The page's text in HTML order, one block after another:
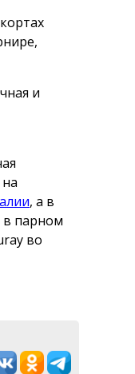
и
, а в
в парном
во